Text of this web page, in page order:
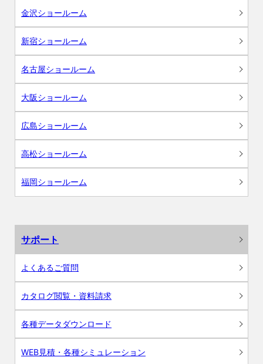
金沢ショールーム
新宿ショールーム
名古屋ショールーム
大阪ショールーム
広島ショールーム
高松ショールーム
福岡ショールーム
サポート
よくあるご質問
カタログ閲覧・資料請求
各種データダウンロード
WEB見積・各種シミュレーション